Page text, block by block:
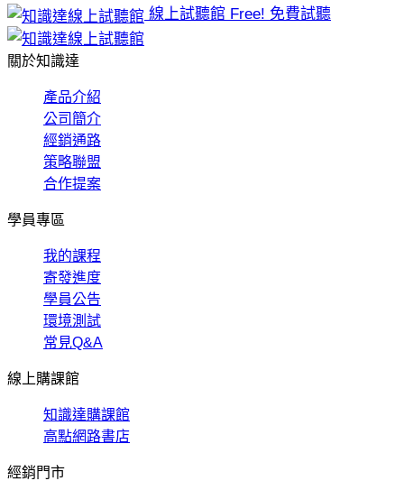
線上試聽館 Free! 免費試聽
關於知識達
產品介紹
公司簡介
經銷通路
策略聯盟
合作提案
學員專區
我的課程
寄發進度
學員公告
環境測試
常見Q&A
線上購課館
知識達購課館
高點網路書店
經銷門市